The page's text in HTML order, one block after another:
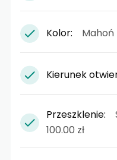
Kolor: Mahoń
Kierunek
Przeszklenie:
100.00 zł